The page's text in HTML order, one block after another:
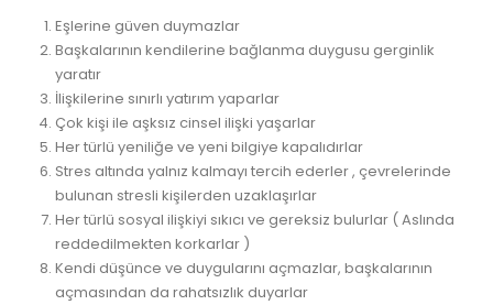
Eşlerine güven duymazlar
Başkalarının kendilerine bağlanma duygusu gerginlik
yaratır
İlişkilerine sınırlı yatırım yaparlar
Çok kişi ile aşksız cinsel ilişki yaşarlar
Her türlü yeniliğe ve yeni bilgiye kapalıdırlar
Stres altında yalnız kalmayı tercih ederler , çevrelerinde
bulunan stresli kişilerden uzaklaşırlar
Her türlü sosyal ilişkiyi sıkıcı ve gereksiz bulurlar ( Aslında
reddedilmekten korkarlar )
Kendi düşünce ve duygularını açmazlar, başkalarının
açmasından da rahatsızlık duyarlar